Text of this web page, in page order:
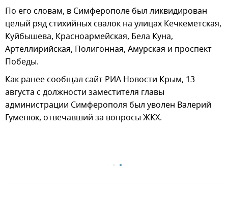
По его словам, в Симферополе был ликвидирован
целый ряд стихийных свалок на улицах Кечкеметская,
Куйбышева, Красноармейская, Бела Куна,
Артеллирийская, Полигонная, Амурская и проспект
Победы.
Как ранее сообщал сайт РИА Новости Крым, 13
августа с должности заместителя главы
администрации Симферополя был уволен Валерий
Гуменюк, отвечавший за вопросы ЖКХ.